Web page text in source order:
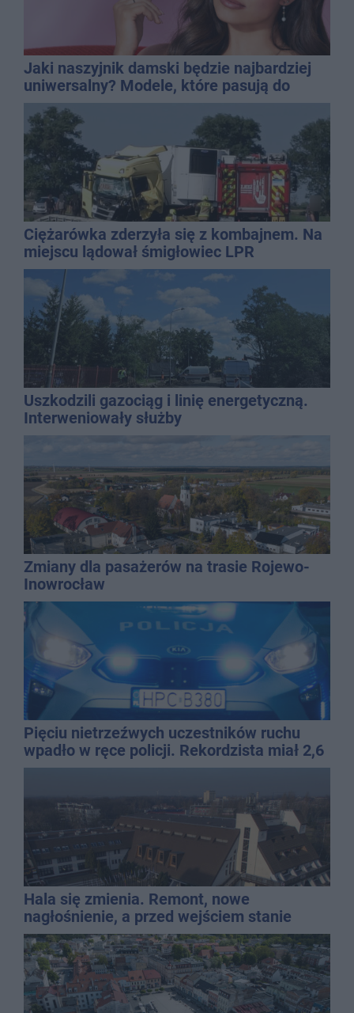
Jaki naszyjnik damski będzie najbardziej
uniwersalny? Modele, które pasują do
wielu stylizacji
Ciężarówka zderzyła się z kombajnem. Na
miejscu lądował śmigłowiec LPR
Uszkodzili gazociąg i linię energetyczną.
Interweniowały służby
Zmiany dla pasażerów na trasie Rojewo-
Inowrocław
Pięciu nietrzeźwych uczestników ruchu
wpadło w ręce policji. Rekordzista miał 2,6
promila
Hala się zmienia. Remont, nowe
nagłośnienie, a przed wejściem stanie
QEMETICA ARENA